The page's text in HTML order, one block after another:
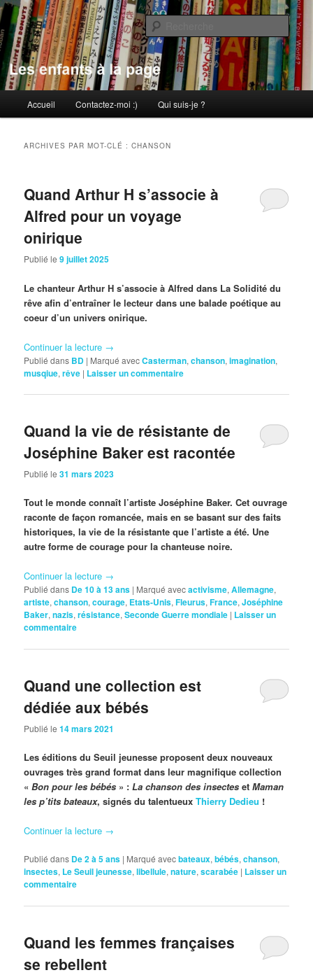
Aller
au
contenu
principal
Aller
au
contenu
secondaireLes enfants à la page
principal
Accueil Contactez-moi :) Qui suis-je ?
ARCHIVES PAR MOT-CLÉ :CHANSON
Quand Arthur H s’associe à
Alfred pour un voyage
onirique
Publié le9 juillet 2025
Le chanteur Arthur H s’associe à Alfred dans La Solidité du
rêve afin d’entraîner le lecteur dans une balade poétique au
coeur d’un univers onirique.
Continuer la lecture →
Publié dans BD | Marqué avecCasterman,chanson,imagination,
musqiue,rêve | Laisser un commentaire
Quand la vie de résistante de
Joséphine Baker est racontée
Publié le31 mars 2023
Tout le monde connaît l’artiste Joséphine Baker. Cet ouvrage
raconte de façon romancée, mais en se basant sur des faits
historiques, la vie de la résistante que l’artiste a été. Une
autre forme de courage pour la chanteuse noire.
Continuer la lecture →
Publié dans De 10 à 13 ans | Marqué avecactivisme,Allemagne,
artiste,chanson,courage, Etats-Unis,Fleurus,France,Joséphine
Baker,nazis,résistance,Seconde Guerre mondiale | Laisser un
commentaire
Quand une collection est
dédiée aux bébés
Publié le14 mars 2021
Les éditions du Seuil jeunesse proposent deux nouveaux
ouvrages très grand format dans leur magnifique collection
«Bon pour les bébés » :La chanson des insectes etMaman
les p’tits bateaux, signés du talentueuxThierry Dedieu !
Continuer la lecture →
Publié dans De 2 à 5 ans | Marqué avecbateaux,bébés,chanson,
insectes, Le Seuil jeunesse,libellule,nature,scarabée | Laisser un
commentaire
Quand les femmes françaises
se rebellent